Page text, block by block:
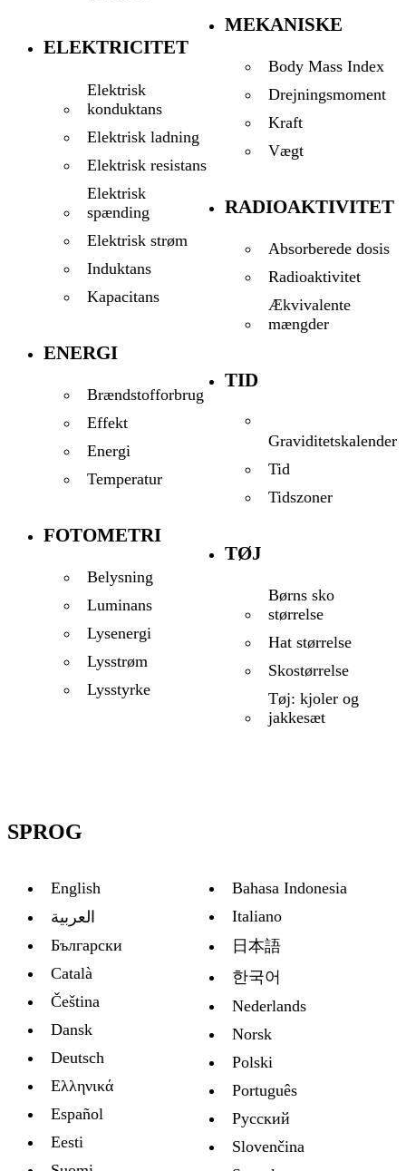
ELEKTRICITET
Elektrisk
konduktans
Elektrisk ladning
Elektrisk resistans
Elektrisk
spænding
Elektrisk strøm
Induktans
Kapacitans
ENERGI
Brændstofforbrug
Effekt
Energi
Temperatur
FOTOMETRI
Belysning
Luminans
Lysenergi
Lysstrøm
Lysstyrke
MEKANISKE
Body Mass Index
Drejningsmoment
Kraft
Vægt
RADIOAKTIVITET
Absorberede dosis
Radioaktivitet
Ækvivalente
mængder
TID
Graviditetskalender
Tid
Tidszoner
TØJ
Børns sko
størrelse
Hat størrelse
Skostørrelse
Tøj: kjoler og
jakkesæt
SPROG
English
العربية
Български
Català
Čeština
Dansk
Deutsch
Ελληνικά
Español
Eesti
Bahasa Indonesia
Italiano
日本語
한국어
Nederlands
Norsk
Polski
Português
Русский
Slovenčina